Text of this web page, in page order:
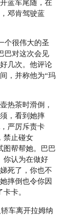
蓝车尾随，在
邓肯驾驶蓝
个很伟大的圣
巴对这次会见
几次。他评论
，并称他为“玛
热茶时滑倒，
，看到她摔
严厉斥责卡
禁止碰女
图帮帮她。巴巴
你认为在做好
死了，你也不
摔倒也令你因
卡。
车离开拉姆纳